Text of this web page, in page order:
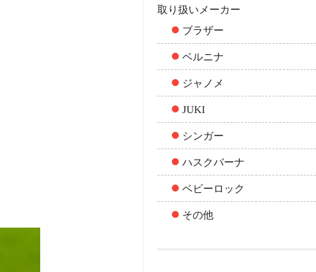
取り扱いメーカー
ブラザー
ベルニナ
ジャノメ
JUKI
シンガー
ハスクバーナ
ベビーロック
その他